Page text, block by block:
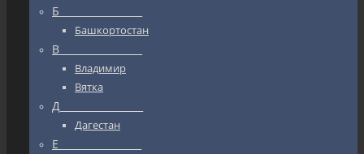
Б_________________
Башкортостан
В_________________
Владимир
Вятка
Д_________________
Дагестан
Е_________________